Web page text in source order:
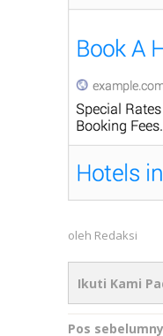
oleh Redaksi
Ikuti Kami
Pos